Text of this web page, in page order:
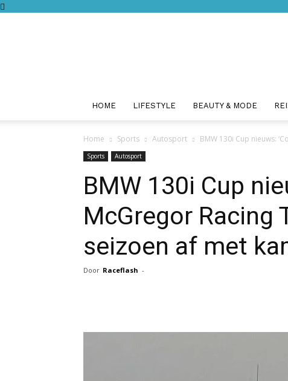
HOME LIFESTYLE BEAUTY & MODE
Home Sports Autosport BMW 130i Cup nieuws:
Sports Autosport
BMW 130i Cup
McGregor Racing
seizoen af met
Door Raceflash -